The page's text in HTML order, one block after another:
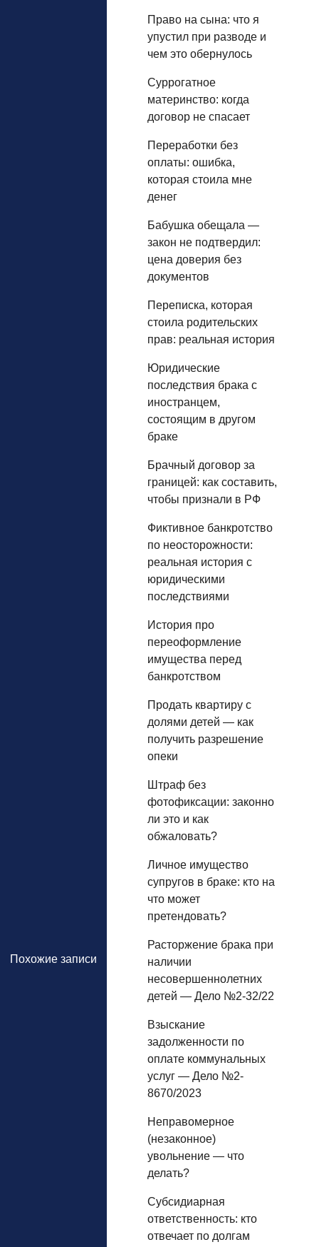
Похожие записи
Право на сына: что я
упустил при разводе и
чем это обернулось
Суррогатное
материнство: когда
договор не спасает
Переработки без
оплаты: ошибка,
которая стоила мне
денег
Бабушка обещала —
закон не подтвердил:
цена доверия без
документов
Переписка, которая
стоила родительских
прав: реальная история
Юридические
последствия брака с
иностранцем,
состоящим в другом
браке
Брачный договор за
границей: как составить,
чтобы признали в РФ
Фиктивное банкротство
по неосторожности:
реальная история с
юридическими
последствиями
История про
переоформление
имущества перед
банкротством
Продать квартиру с
долями детей — как
получить разрешение
опеки
Штраф без
фотофиксации: законно
ли это и как
обжаловать?
Личное имущество
супругов в браке: кто на
что может
претендовать?
Расторжение брака при
наличии
несовершеннолетних
детей — Дело №2-32/22
Взыскание
задолженности по
оплате коммунальных
услуг — Дело №2-
8670/2023
Неправомерное
(незаконное)
увольнение — что
делать?
Субсидиарная
ответственность: кто
отвечает по долгам